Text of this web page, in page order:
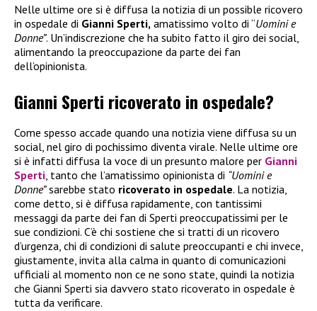
Nelle ultime ore si è diffusa la notizia di un possible ricovero
in ospedale di Gianni Sperti, amatissimo volto di “Uomini e
Donne”. Un’indiscrezione che ha subito fatto il giro dei social,
alimentando la preoccupazione da parte dei fan
dell’opinionista.
Gianni Sperti ricoverato in ospedale?
Come spesso accade quando una notizia viene diffusa su un
social, nel giro di pochissimo diventa virale. Nelle ultime ore
si è infatti diffusa la voce di un presunto malore per Gianni
Sperti, tanto che l’amatissimo opinionista di “Uomini e
Donne”sarebbe stato ricoverato in ospedale. La notizia,
come detto, si è diffusa rapidamente, con tantissimi
messaggi da parte dei fan di Sperti preoccupatissimi per le
sue condizioni. C’è chi sostiene che si tratti di un ricovero
d’urgenza, chi di condizioni di salute preoccupanti e chi invece,
giustamente, invita alla calma in quanto di comunicazioni
ufficiali al momento non ce ne sono state, quindi la notizia
che Gianni Sperti sia davvero stato ricoverato in ospedale è
tutta da verificare.